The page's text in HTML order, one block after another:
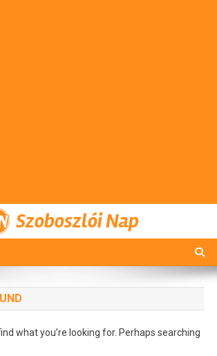
Szoboszlói Nap
what you’re looking for. Perhaps searching